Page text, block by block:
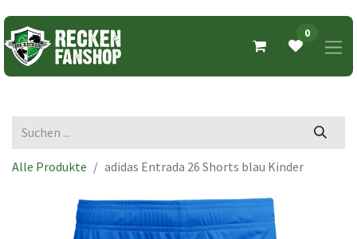
0
Alle Produkte adidas Entrada 26 Shorts blau Kinder